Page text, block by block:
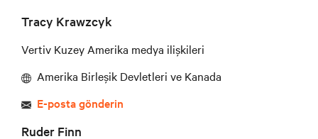
Tracy Krawzcyk
Vertiv Kuzey Amerika medya ilişkileri
Amerika Birleşik Devletleri ve Kanada
E-posta gönderin
Ruder Finn